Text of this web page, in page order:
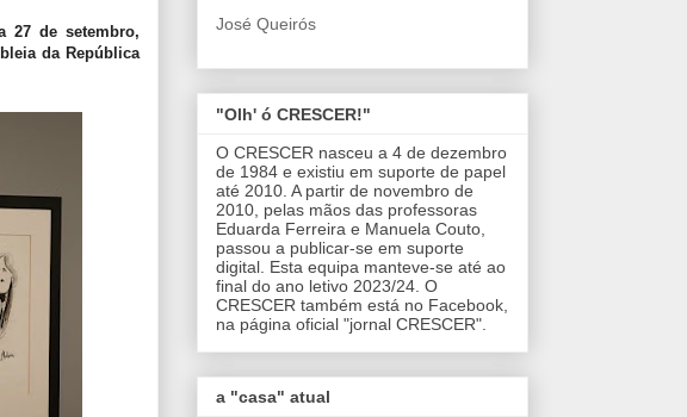
27 de setembro,
da República
José Queirós
"Olh' ó CRESCER!"
O CRESCER nasceu a 4 de dezembro
de 1984 e existiu em suporte de papel
até 2010. A partir de novembro de
2010, pelas mãos das professoras
Eduarda Ferreira e Manuela Couto,
passou a publicar-se em suporte
digital. Esta equipa manteve-se até ao
final do ano letivo 2023/24. O
CRESCER também está no Facebook,
na página oficial "jornal CRESCER".
a "casa" atual